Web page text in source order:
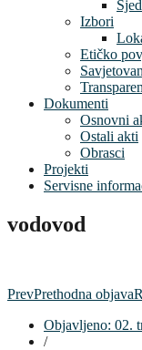
Izbori
Etičko
Dokumenti
Osnovni
Ostali akti
Obrasci
Projekti
Servisne
vodovod
PrevPrethodna objava
Objavljeno: 02.
/